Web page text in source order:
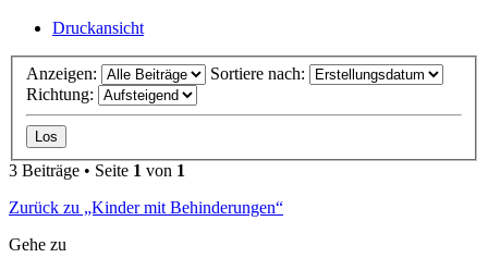
Druckansicht
Anzeigen:
Sortiere nach:
Richtung:
3 Beiträge • Seite 1 von 1
Zurück zu „Kinder mit Behinderungen“
Gehe zu